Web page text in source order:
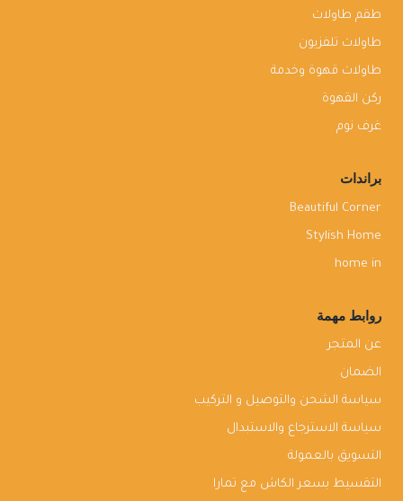
طقم طاولات
طاولات تلفزيون
طاولات قهوة وخدمة
ركن القهوة
غرف نوم
براندات
Beautiful Corner
Stylish Home
home in
روابط مهمة
عن المتجر
الضمان
سياسة الشحن والتوصيل و التركيب
سياسة الاسترجاع والاستبدال
التسويق بالعمولة
التقسيط بسعر الكاش مع تمارا